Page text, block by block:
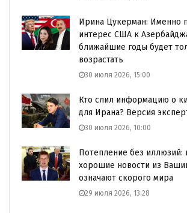
Ирина Цукерман: Именно
интерес США к
ближайшие годы будет
возрастать
30 июля 2026, 15:00
Кто слил информацию о
для Ирана? Версия
30 июля 2026, 10:00
Потепление без иллюзий:
хорошие новости из
означают скорого мира
29 июля 2026, 13:28